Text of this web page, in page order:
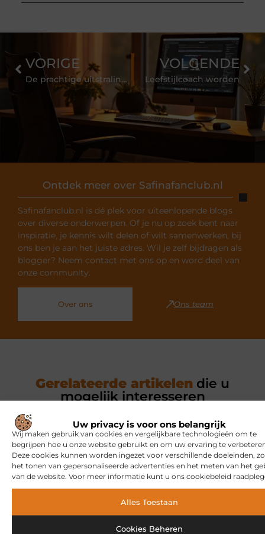
Uw privacy is voor ons belangrijk
Wij maken gebruik van cookies en vergelijkbare technologieën om te
begrijpen hoe u onze website gebruikt en om uw ervaring te
Deze cookies kunnen worden ingezet voor verschillende doeleinden,
het tonen van gepersonaliseerde advertenties en het meten van het
van de website. Voor meer informatie kunt u ons cookiebeleid
Alles Toestaan
Cookies Beheren
Ontdek meer over Safinafanclub.nl
Safinafanclub.nl is dé plek voor uiteenlopende blogs
over diverse onderwerpen. Of je nu op zoek bent naar
inspiratie, je kennis wilt delen of wilt samenwerken, bij
ons ben je aan het juiste adres. Wil je zelf bijdragen als
blogger? Neem contact met ons op en word deel van
onze community.
Over ons Ons team
VORIGE
De prachtige uitstraling van PVC vloeren betonlook
VOLGENDE
Leefstijlcoach worden
Gerelateerde artikelen die u
mogelijk interesseren
MARKETING